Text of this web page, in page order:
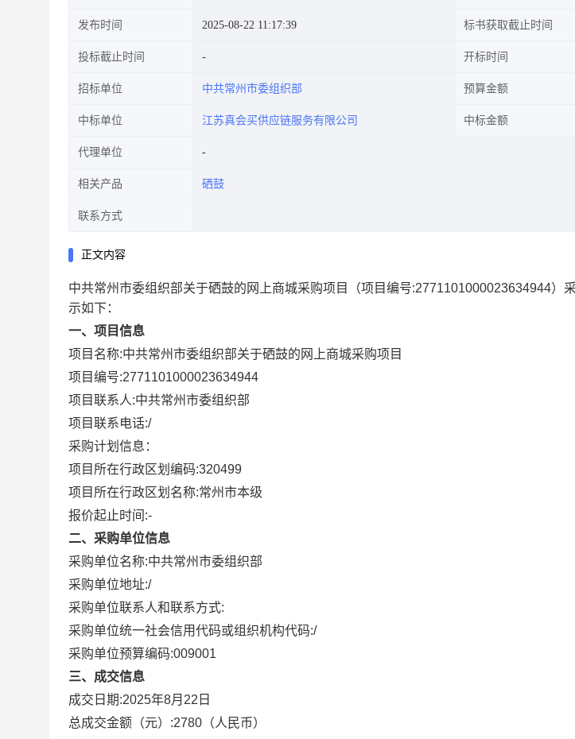
发布时间 2025-08-22 11:17:39 标书获取截止时间
投标截止时间 开标时间
招标单位 中共常州市委组织部 预算金额
中标单位 江苏真会买供应链服务有限公司 中标金额
代理单位
相关产品 硒鼓
联系方式
正文内容
中共常州市委组织部关于硒鼓的网上商城采购项目 （项目编号:2771101000023634944）
示如下：
一、项目信息
项目名称:中共常州市委组织部关于硒鼓的网上商城采购项目
项目编号:2771101000023634944
项目联系人:中共常州市委组织部
项目联系电话:/
采购计划信息：
项目所在行政区划编码:320499
项目所在行政区划名称:常州市本级
报价起止时间:-
二、采购单位信息
采购单位名称:中共常州市委组织部
采购单位地址:/
采购单位联系人和联系方式:
采购单位统一社会信用代码或组织机构代码:/
采购单位预算编码:009001
三、成交信息
成交日期:2025年8月22日
总成交金额（元）:2780 （人民币）